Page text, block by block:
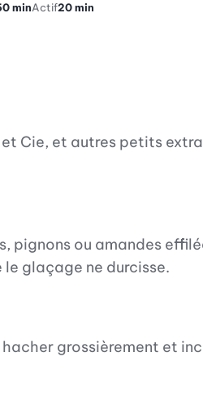
minActif20 min
Cie, et autres petits
ou amandes
glaçage ne durcisse.
grossièrement et